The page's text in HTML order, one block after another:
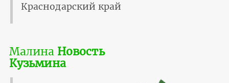
Краснодарский край
Малина Новость
Кузьмина